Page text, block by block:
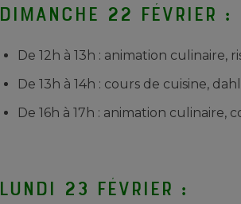
Dimanche 22 février :
De 12h à 13h : animation
De 13h à 14h : cours de cuisine,
De 16h à 17h : animation
Lundi 23 février :